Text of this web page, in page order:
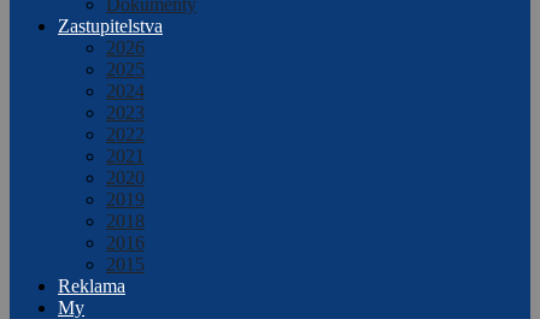
Dokumenty
Zastupitelstva
2026
2025
2024
2023
2022
2021
2020
2019
2018
2016
2015
Reklama
My